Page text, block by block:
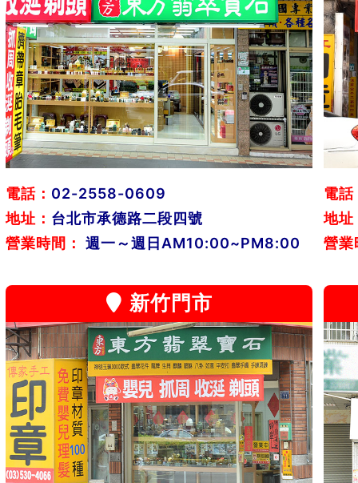
電話： 02-2558-0609
地址： 台北市承德路二段四號
營業時間：
週一～週日AM10:00~PM8:00
電話
地址
營業
新竹門市